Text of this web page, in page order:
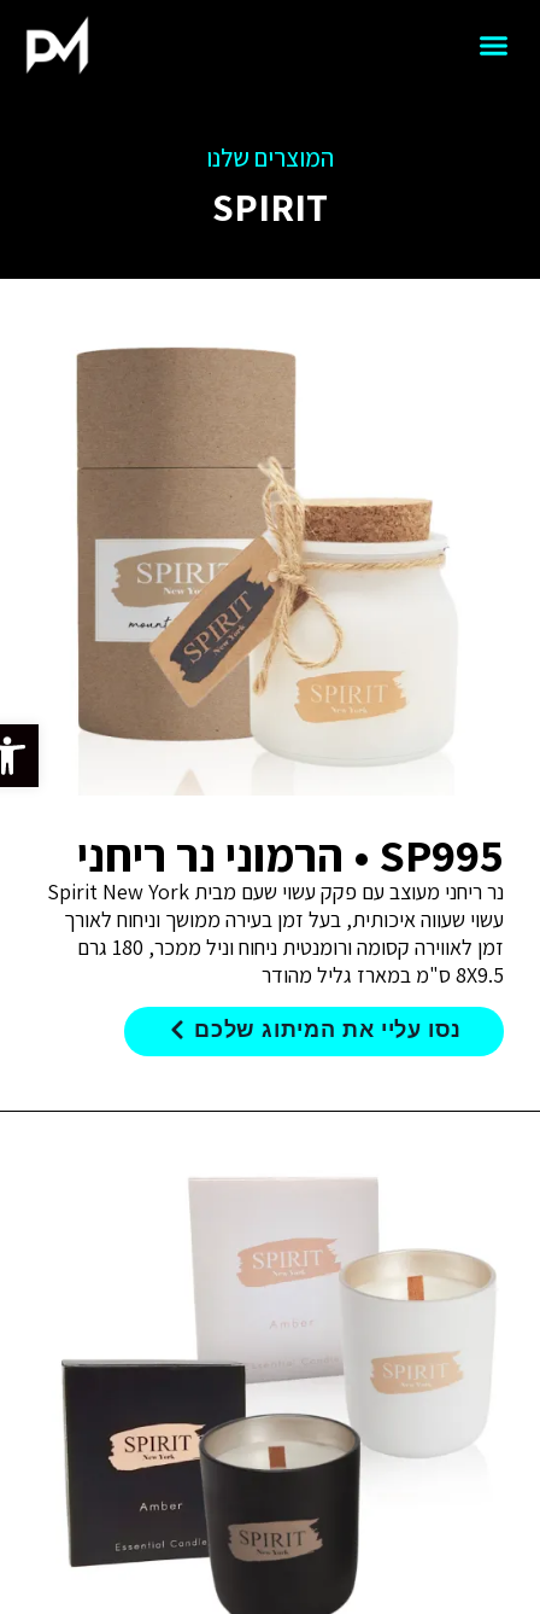
פתח
המוצרים שלנו
SPIRIT
SP995 • הרמוני נר ריחני
נר ריחני מעוצב עם פקק עשוי שעם מבית Spirit New York
עשוי שעווה איכותית, בעל זמן בעירה ממושך וניחוח לאורך
זמן לאווירה קסומה ורומנטית ניחוח וניל ממכר, 180 גרם
8X9.5 ס"מ במארז גליל מהודר
נסו עליי את המיתוג שלכם